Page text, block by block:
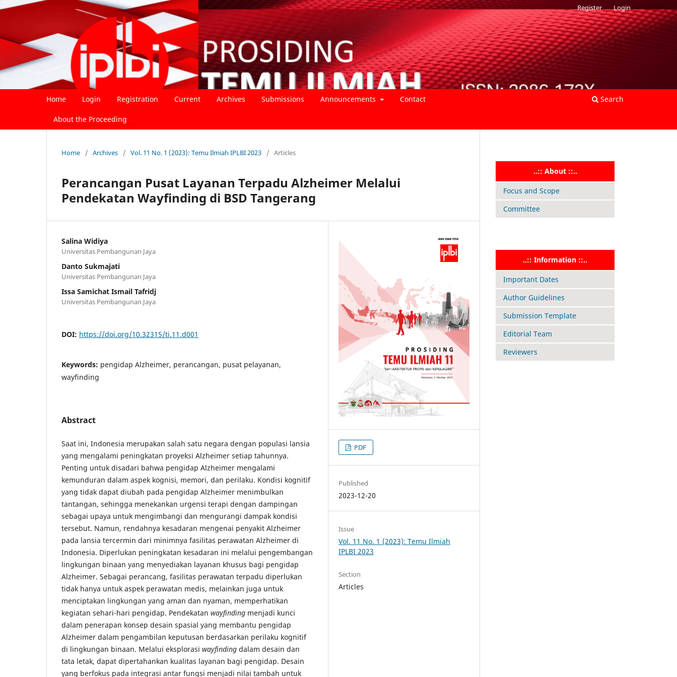
Home Login Registration Current Archives Submissions Announcements Contact
About the Proceeding
Search
Register Login
Home / Archives / Vol. 11 No. 1 (2023): Temu Ilmiah IPLBI 2023 / Articles
Perancangan Pusat Layanan Terpadu Alzheimer Melalui
Pendekatan Wayfinding di BSD Tangerang
Salina Widiya
Universitas Pembangunan Jaya
Danto Sukmajati
Universitas Pembangunan Jaya
Issa Samichat Ismail Tafridj
Universitas Pembangunan Jaya
DOI: https://doi.org/10.32315/ti.11.d001
Keywords: pengidap Alzheimer, perancangan, pusat pelayanan,
wayfinding
Abstract
Saat ini, Indonesia merupakan salah satu negara dengan populasi lansia
yang mengalami peningkatan proyeksi Alzheimer setiap tahunnya.
Penting untuk disadari bahwa pengidap Alzheimer mengalami
kemunduran dalam aspek kognisi, memori, dan perilaku. Kondisi kognitif
yang tidak dapat diubah pada pengidap Alzheimer menimbulkan
tantangan, sehingga menekankan urgensi terapi dengan dampingan
sebagai upaya untuk mengimbangi dan mengurangi dampak kondisi
tersebut. Namun, rendahnya kesadaran mengenai penyakit Alzheimer
pada lansia tercermin dari minimnya fasilitas perawatan Alzheimer di
Indonesia. Diperlukan peningkatan kesadaran ini melalui pengembangan
lingkungan binaan yang menyediakan layanan khusus bagi pengidap
Alzheimer. Sebagai perancang, fasilitas perawatan terpadu diperlukan
tidak hanya untuk aspek perawatan medis, melainkan juga untuk
menciptakan lingkungan yang aman dan nyaman, memperhatikan
kegiatan sehari-hari pengidap. Pendekatan wayfinding menjadi kunci
dalam penerapan konsep desain spasial yang membantu pengidap
Alzheimer dalam pengambilan keputusan berdasarkan perilaku kognitif
di lingkungan binaan. Melalui eksplorasi wayfinding dalam desain dan
tata letak, dapat dipertahankan kualitas layanan bagi pengidap. Desain
yang berfokus pada integrasi antar fungsi menjadi nilai tambah untuk
PDF
Published
2023-12-20
Issue
Vol. 11 No. 1 (2023): Temu Ilmiah
IPLBI 2023
Section
Articles
..:: About ::..
Focus and Scope
Committee
..:: Information ::..
Important Dates
Author Guidelines
Submission Template
Editorial Team
Reviewers